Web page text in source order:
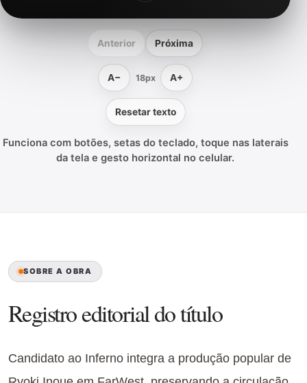
Anterior Próxima
A− 18px A+
Resetar texto
Funciona com botões, setas do teclado, toque nas laterais
da tela e gesto horizontal no celular.
SOBRE A OBRA
Registro editorial do título
Candidato ao Inferno integra a produção popular de